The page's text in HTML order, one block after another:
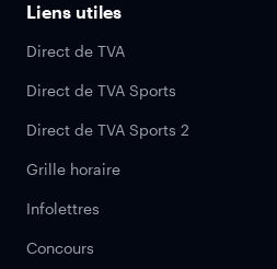
Liens utiles
Direct de TVA
Direct de TVA Sports
Direct de TVA Sports 2
Grille horaire
Infolettres
Concours